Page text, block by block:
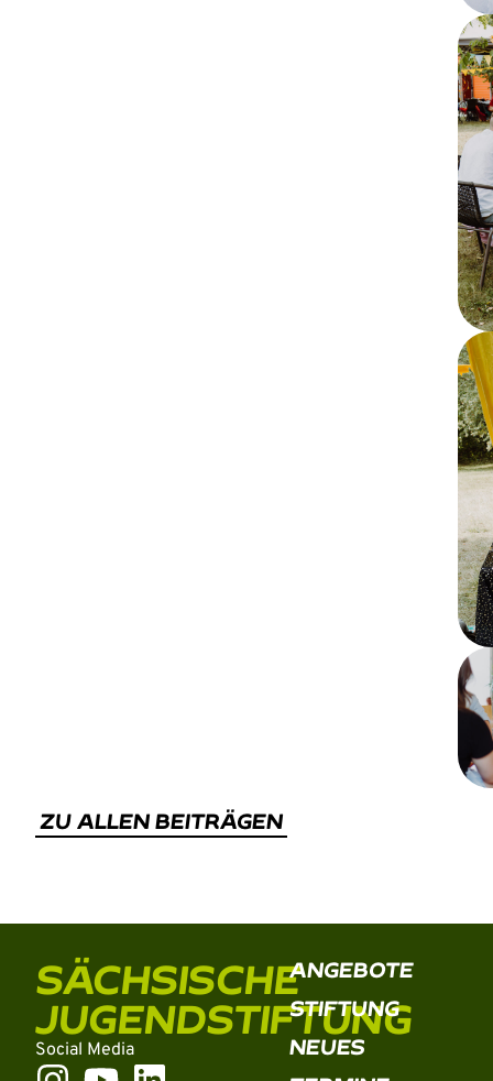
ZU ALLEN BEITRÄGEN
SÄCHSISCHE
JUGENDSTIFTUNG
Social Media
ANGEBOTE
STIFTUNG
NEUES